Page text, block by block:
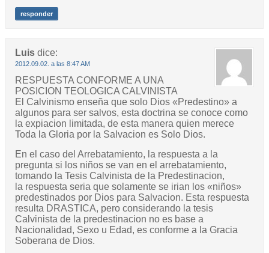
responder
Luis dice:
2012.09.02. a las 8:47 AM
RESPUESTA CONFORME A UNA
POSICION TEOLOGICA CALVINISTA
El Calvinismo enseña que solo Dios «Predestino» a
algunos para ser salvos, esta doctrina se conoce como
la expiacion limitada, de esta manera quien merece
Toda la Gloria por la Salvacion es Solo Dios.
En el caso del Arrebatamiento, la respuesta a la
pregunta si los niños se van en el arrebatamiento,
tomando la Tesis Calvinista de la Predestinacion,
la respuesta seria que solamente se irian los «niños»
predestinados por Dios para Salvacion. Esta respuesta
resulta DRASTICA, pero considerando la tesis
Calvinista de la predestinacion no es base a
Nacionalidad, Sexo u Edad, es conforme a la Gracia
Soberana de Dios.